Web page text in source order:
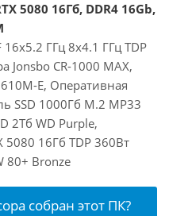
5080 16Гб, DDR4 16Gb,
ГГц 8x4.1 ГГц TDP
Jonsbo CR-1000 MAX,
E, Оперативная
SSD 1000Гб M.2 MP33
2Тб WD Purple,
5080 16Гб TDP 360Вт
80+ Bronze
собран этот ПК?